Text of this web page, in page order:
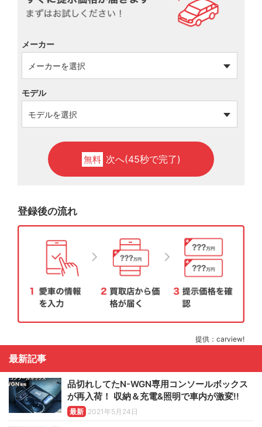
メーカー
モデル
無料 次へ(45秒で完了)
登録後の流れ
提供：carview!
最新記事
品切れしてたN-WGN専用コンソールボックス
が再入荷！ 収納＆充電&照明で車内が激変!!
最新 2021年5月24日